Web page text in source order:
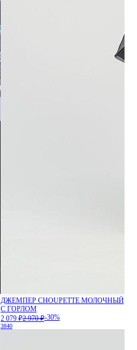
ДЖЕМПЕР CHOUPETTE МОЛОЧНЫЙ
С ГОРЛОМ
2 079 ₽2 970 ₽-30%
3840